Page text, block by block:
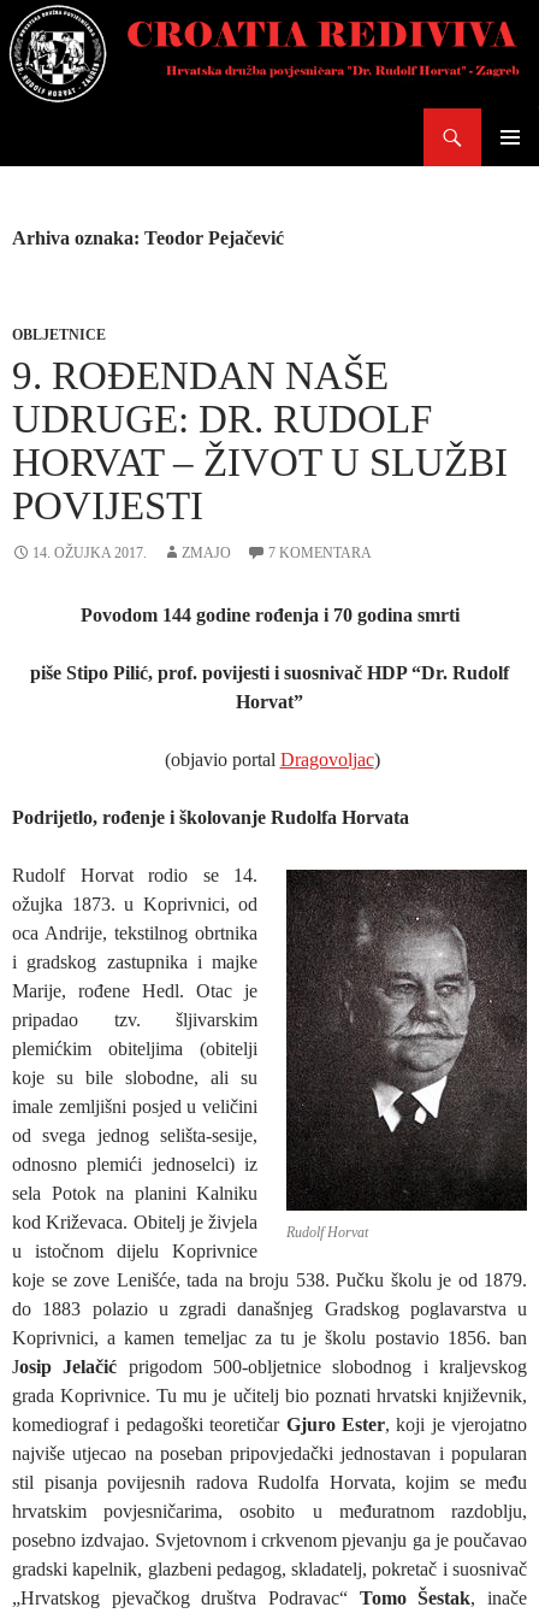
Skoči
do
sadržaja
Arhiva oznaka: Teodor Pejačević
OBLJETNICE
9. ROĐENDAN NAŠE
UDRUGE: DR. RUDOLF
HORVAT – ŽIVOT U SLUŽBI
POVIJESTI
14. OŽUJKA 2017. ZMAJO 7 KOMENTARA
Povodom 144 godine rođenja i 70 godina smrti
piše Stipo Pilić, prof. povijesti i suosnivač HDP “Dr. Rudolf
Horvat”
(objavio portal Dragovoljac)
Podrijetlo, rođenje i školovanje Rudolfa Horvata
Rudolf Horvat
Rudolf Horvat rodio se 14.
ožujka 1873. u Koprivnici, od
oca Andrije, tekstilnog obrtnika
i gradskog zastupnika i majke
Marije, rođene Hedl. Otac je
pripadao tzv. šljivarskim
plemićkim obiteljima (obitelji
koje su bile slobodne, ali su
imale zemljišni posjed u veličini
od svega jednog selišta-sesije,
odnosno plemići jednoselci) iz
sela Potok na planini Kalniku
kod Križevaca. Obitelj je živjela
u istočnom dijelu Koprivnice
koje se zove Lenišće, tada na broju 538. Pučku školu je od 1879.
do 1883 polazio u zgradi današnjeg Gradskog poglavarstva u
Koprivnici, a kamen temeljac za tu je školu postavio 1856. ban
Josip Jelačić prigodom 500-obljetnice slobodnog i kraljevskog
grada Koprivnice. Tu mu je učitelj bio poznati hrvatski književnik,
komediograf i pedagoški teoretičar Gjuro Ester, koji je vjerojatno
najviše utjecao na poseban pripovjedački jednostavan i popularan
stil pisanja povijesnih radova Rudolfa Horvata, kojim se među
hrvatskim povjesničarima, osobito u međuratnom razdoblju,
posebno izdvajao. Svjetovnom i crkvenom pjevanju ga je poučavao
gradski kapelnik, glazbeni pedagog, skladatelj, pokretač i suosnivač
„Hrvatskog pjevačkog društva Podravac“ Tomo Šestak, inače